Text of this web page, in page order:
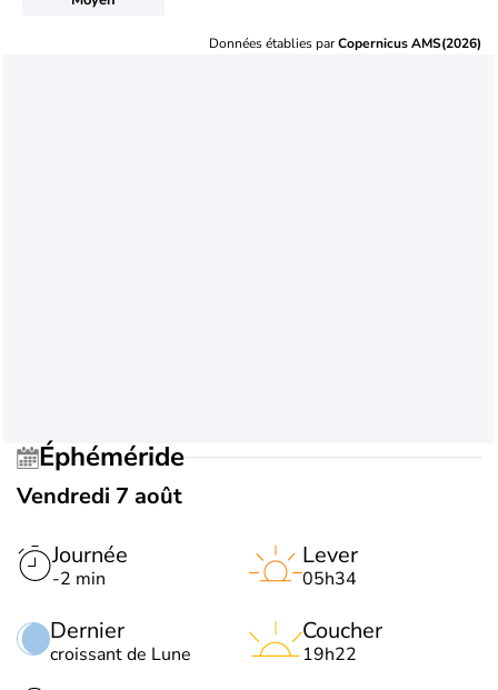
Données établies parCopernicus AMS(2026)
Éphéméride
Vendredi 7 août
Journée
-2 min
Dernier
croissant de Lune
Lever
05h34
Coucher
19h22